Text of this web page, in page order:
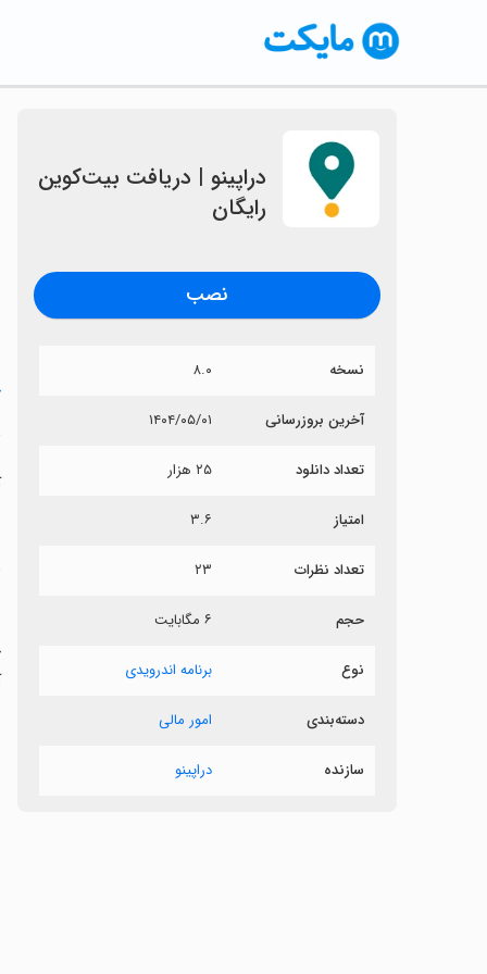
دراپینو | دریافت بیت‌کوین
رایگان
نصب
نسخه ۸.۰
آخرین بروزرسانی ۱۴۰۴/۰۵/۰۱
تعداد دانلود ۲۵ هزار
امتیاز ۳.۶
تعداد نظرات ۲۳
حجم ۶ مگابایت
نوع برنامه اندرویدی
دسته‌بندی امور مالی
سازنده دراپینو